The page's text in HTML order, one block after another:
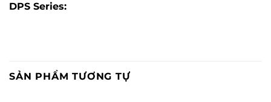
DPS Series:
SẢN PHẨM TƯƠNG TỰ